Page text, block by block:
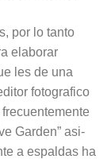
por lo tanto
elaborar
les de una
fotografico
Garden” asi­
a espaldas ha